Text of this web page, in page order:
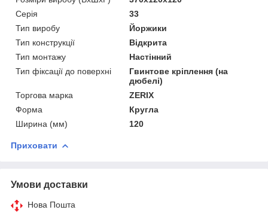
Серія
33
Тип виробу
Йоржики
Тип конструкції
Відкрита
Тип монтажу
Настінний
Тип фіксації до поверхні
Гвинтове кріплення (на
дюбелі)
Торгова марка
ZERIX
Форма
Кругла
Ширина (мм)
120
Приховати
Умови доставки
Нова Пошта